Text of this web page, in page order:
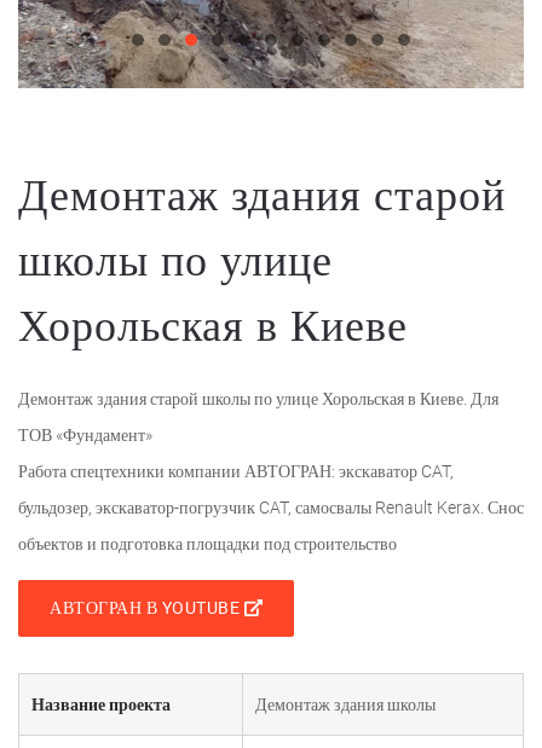
Демонтаж здания старой
школы по улице
Хорольская в Киеве
Демонтаж здания старой школы по улице Хорольская в Киеве. Для
ТОВ «Фундамент»
Работа спецтехники компании АВТОГРАН: экскаватор CAT,
бульдозер, экскаватор-погрузчик CAT, самосвалы Renault Kerax. Снос
объектов и подготовка площадки под строительство
АВТОГРАН В YOUTUBE
Название проекта Демонтаж здания школы